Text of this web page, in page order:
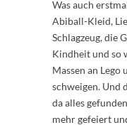
Was auch
Abiball-Kleid,
Schlagzeug, die
Kindheit und so
Massen an Lego
schweigen. Und
da alles
mehr gefeiert